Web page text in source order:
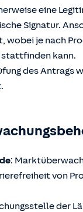
eine
Signatur.
wobei je nach
kann.
des Antrags
:
von
der